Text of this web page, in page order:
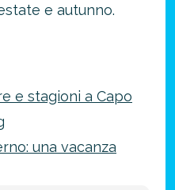
e autunno.
e stagioni a Capo
una vacanza